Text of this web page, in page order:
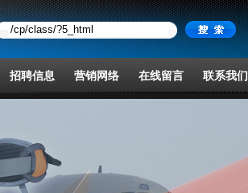
招聘信息 营销网络 在线留言 联系我们